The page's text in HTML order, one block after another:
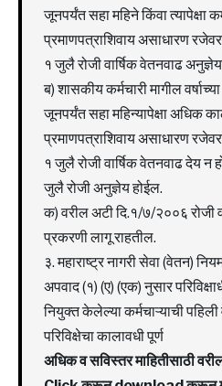
जूनपर्यंत सहा महिने किंवा त्यापेक्षा
प्रमाणपत्राशिवाय असाधारण
१ जुलै रोजी वार्षिक वेतनवाढ
ब) शासकीय कर्मचारी मागील
जूनपर्यंत सहा महिन्यापेक्षा अधिक
प्रमाणपत्राशिवाय असाधारण
१ जुलै रोजी वार्षिक वेतनवाढ देय न
जुलै रोजी अनुज्ञेय होईल.
क) वरील अटी दि.१/७/२००६ रोजी
प्रकरणी लागू राहतील.
३. महाराष्ट्र नागरी सेवा (वेतन)
अपवाद (१) (ए) (एक) नुसार
नियुक्त केलेल्या कर्मचाऱ्याची पहिली
परिविक्षेचा कालावधी पूर्ण
अधिक व सविस्तर माहितीसाठी